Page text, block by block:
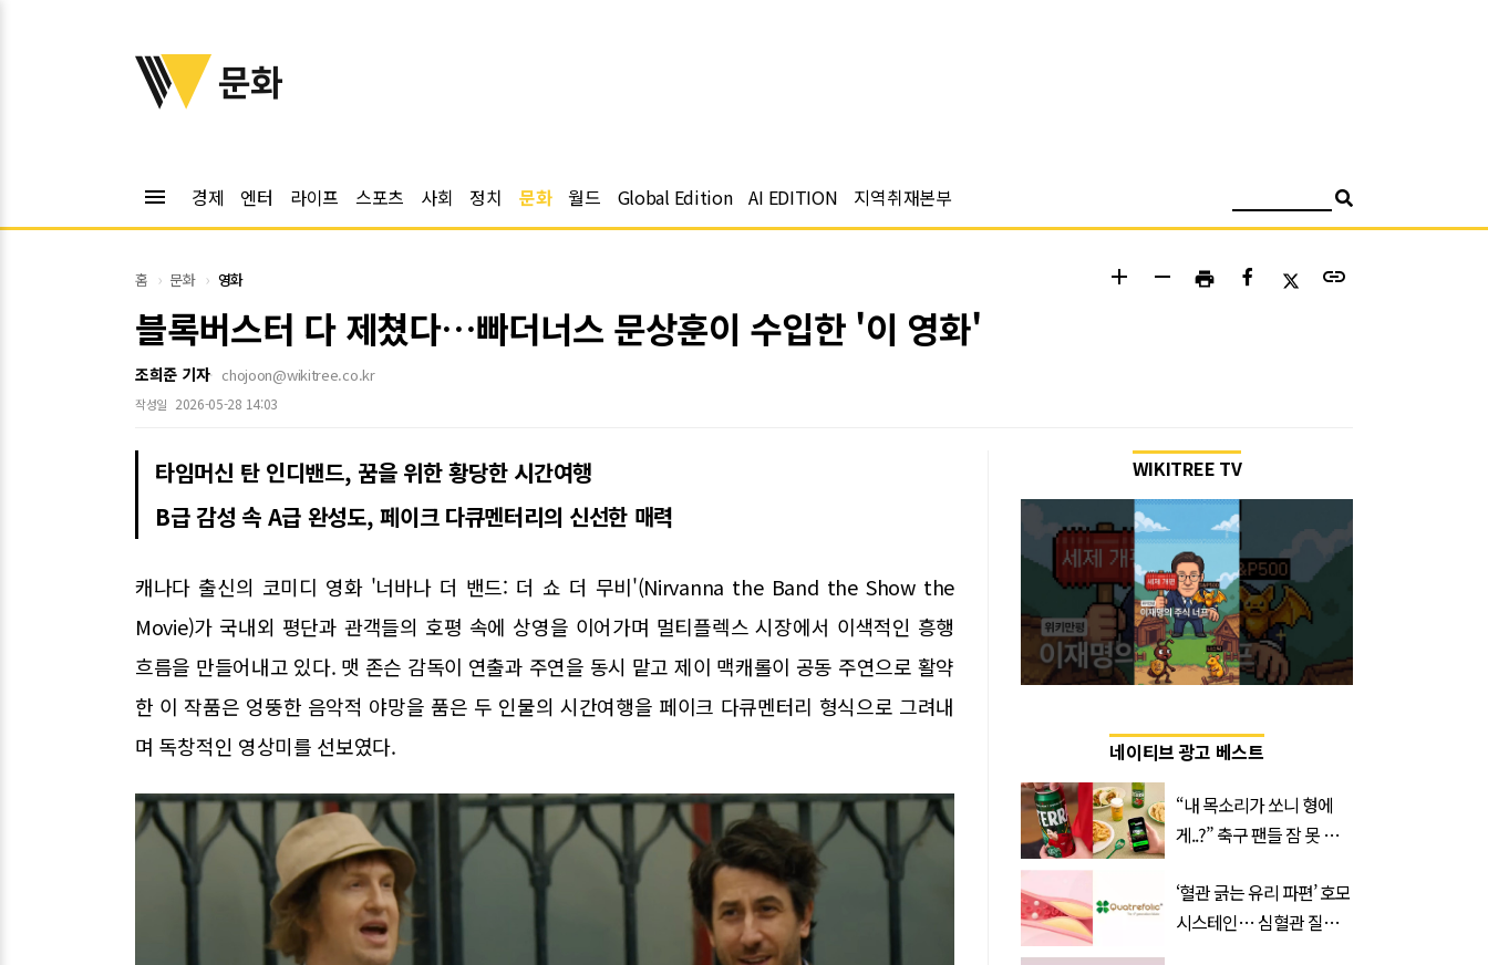
위키트리
문화
menu 경제 엔터 라이프 스포츠 사회 정치 문화 월드 Global Edition AI EDITION 지역취재본부
홈 문화 영화 add remove print link
블록버스터 다 제쳤다…빠더너스 문상훈이 수입한 '이 영화'
조희준 기자 chojoon@wikitree.co.kr
작성일 2026-05-28 14:03
타임머신 탄 인디밴드, 꿈을 위한 황당한 시간여행
B급 감성 속 A급 완성도, 페이크 다큐멘터리의 신선한 매력
캐나다 출신의 코미디 영화 '너바나 더 밴드: 더 쇼 더 무비'(Nirvanna the Band the Show the
Movie)가 국내외 평단과 관객들의 호평 속에 상영을 이어가며 멀티플렉스 시장에서 이색적인 흥행
흐름을 만들어내고 있다. 맷 존슨 감독이 연출과 주연을 동시 맡고 제이 맥캐롤이 공동 주연으로 활약
한 이 작품은 엉뚱한 음악적 야망을 품은 두 인물의 시간여행을 페이크 다큐멘터리 형식으로 그려내
며 독창적인 영상미를 선보였다.
WIKITREE TV
네이티브 광고 베스트
“내 목소리가 쏘니 형에
게..?” 축구 팬들 잠 못 들
트
‘혈관 긁는 유리 파편’ 호모
시스테인… 심혈관 질환